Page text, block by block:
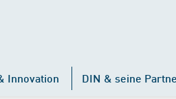
Innovation DIN & seine